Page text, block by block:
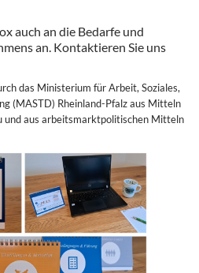
auch an die Bedarfe und
an. Kontaktieren Sie uns
das Ministerium für Arbeit, Soziales,
(MASTD) Rheinland-Pfalz aus Mitteln
und aus arbeitsmarktpolitischen Mitteln